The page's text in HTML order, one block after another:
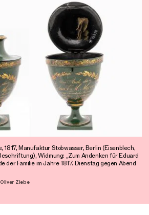
1817, Manufaktur Stobwasser, Berlin (Eisenblech,
Widmung: „Zum Andenken für Eduard
der Familie im Jahre 1817. Dienstag gegen Abend
Ziebe